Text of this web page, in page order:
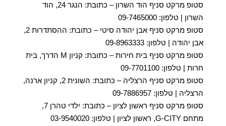
סטופ מרקט סניף הוד השרון – כתובת: הנגר 24, הוד
השרון | טלפון: 09-7465000
סטופ מרקט סניף אבן יהודה סיטי – כתובת: ההסתדרות 2,
אבן יהודה | טלפון: 09-8963333
סטופ מרקט סניף בית חירות – כתובת: קניון M הדרך, בית
חרות | טלפון: 09-7701100
סטופ מרקט סניף הרצליה – כתובת: השונית 2, קניון ארנה,
הרצליה | טלפון: 09-7886957
סטופ מרקט סניף ראשון לציון – כתובת: ילדי טהרן 7,
מתחם G-CITY, ראשון לציון | טלפון: 03-9540020